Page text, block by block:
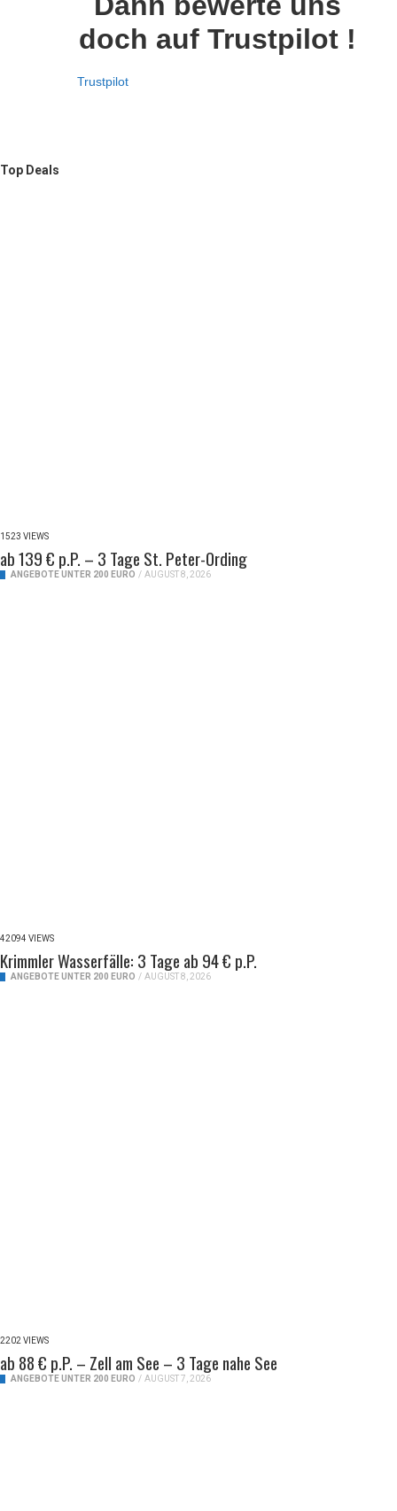
doch auf Trustpilot !
Trustpilot
Top Deals
1523 VIEWS
ab 139 € p.P. – 3 Tage St. Peter-Ording
ANGEBOTE UNTER 200 EURO / AUGUST 8, 2026
42094 VIEWS
Krimmler Wasserfälle: 3 Tage ab 94 € p.P.
ANGEBOTE UNTER 200 EURO / AUGUST 8, 2026
2202 VIEWS
ab 88 € p.P. – Zell am See – 3 Tage nahe See
ANGEBOTE UNTER 200 EURO / AUGUST 7, 2026